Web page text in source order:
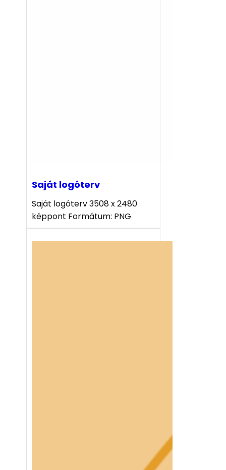
Saját logóterv
Saját logóterv 3508 x 2480
képpont Formátum: PNG